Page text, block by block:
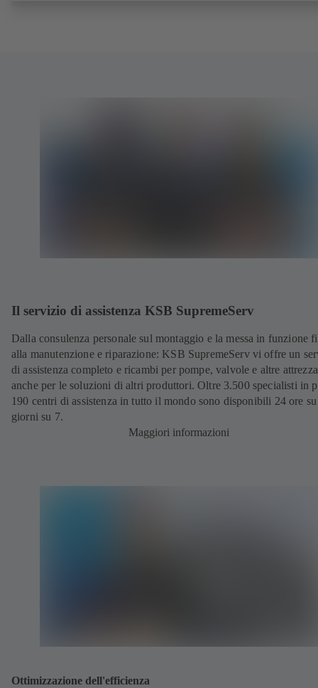
Il servizio di assistenza KSB SupremeServ
Dalla consulenza personale sul montaggio e la messa in funzione
alla manutenzione e riparazione: KSB SupremeServ vi offre un
di assistenza completo e ricambi per pompe, valvole e altre
anche per le soluzioni di altri produttori. Oltre 3.500 specialisti in
190 centri di assistenza in tutto il mondo sono disponibili 24 ore
giorni su 7.
Maggiori informazioni
Ottimizzazione dell'efficienza